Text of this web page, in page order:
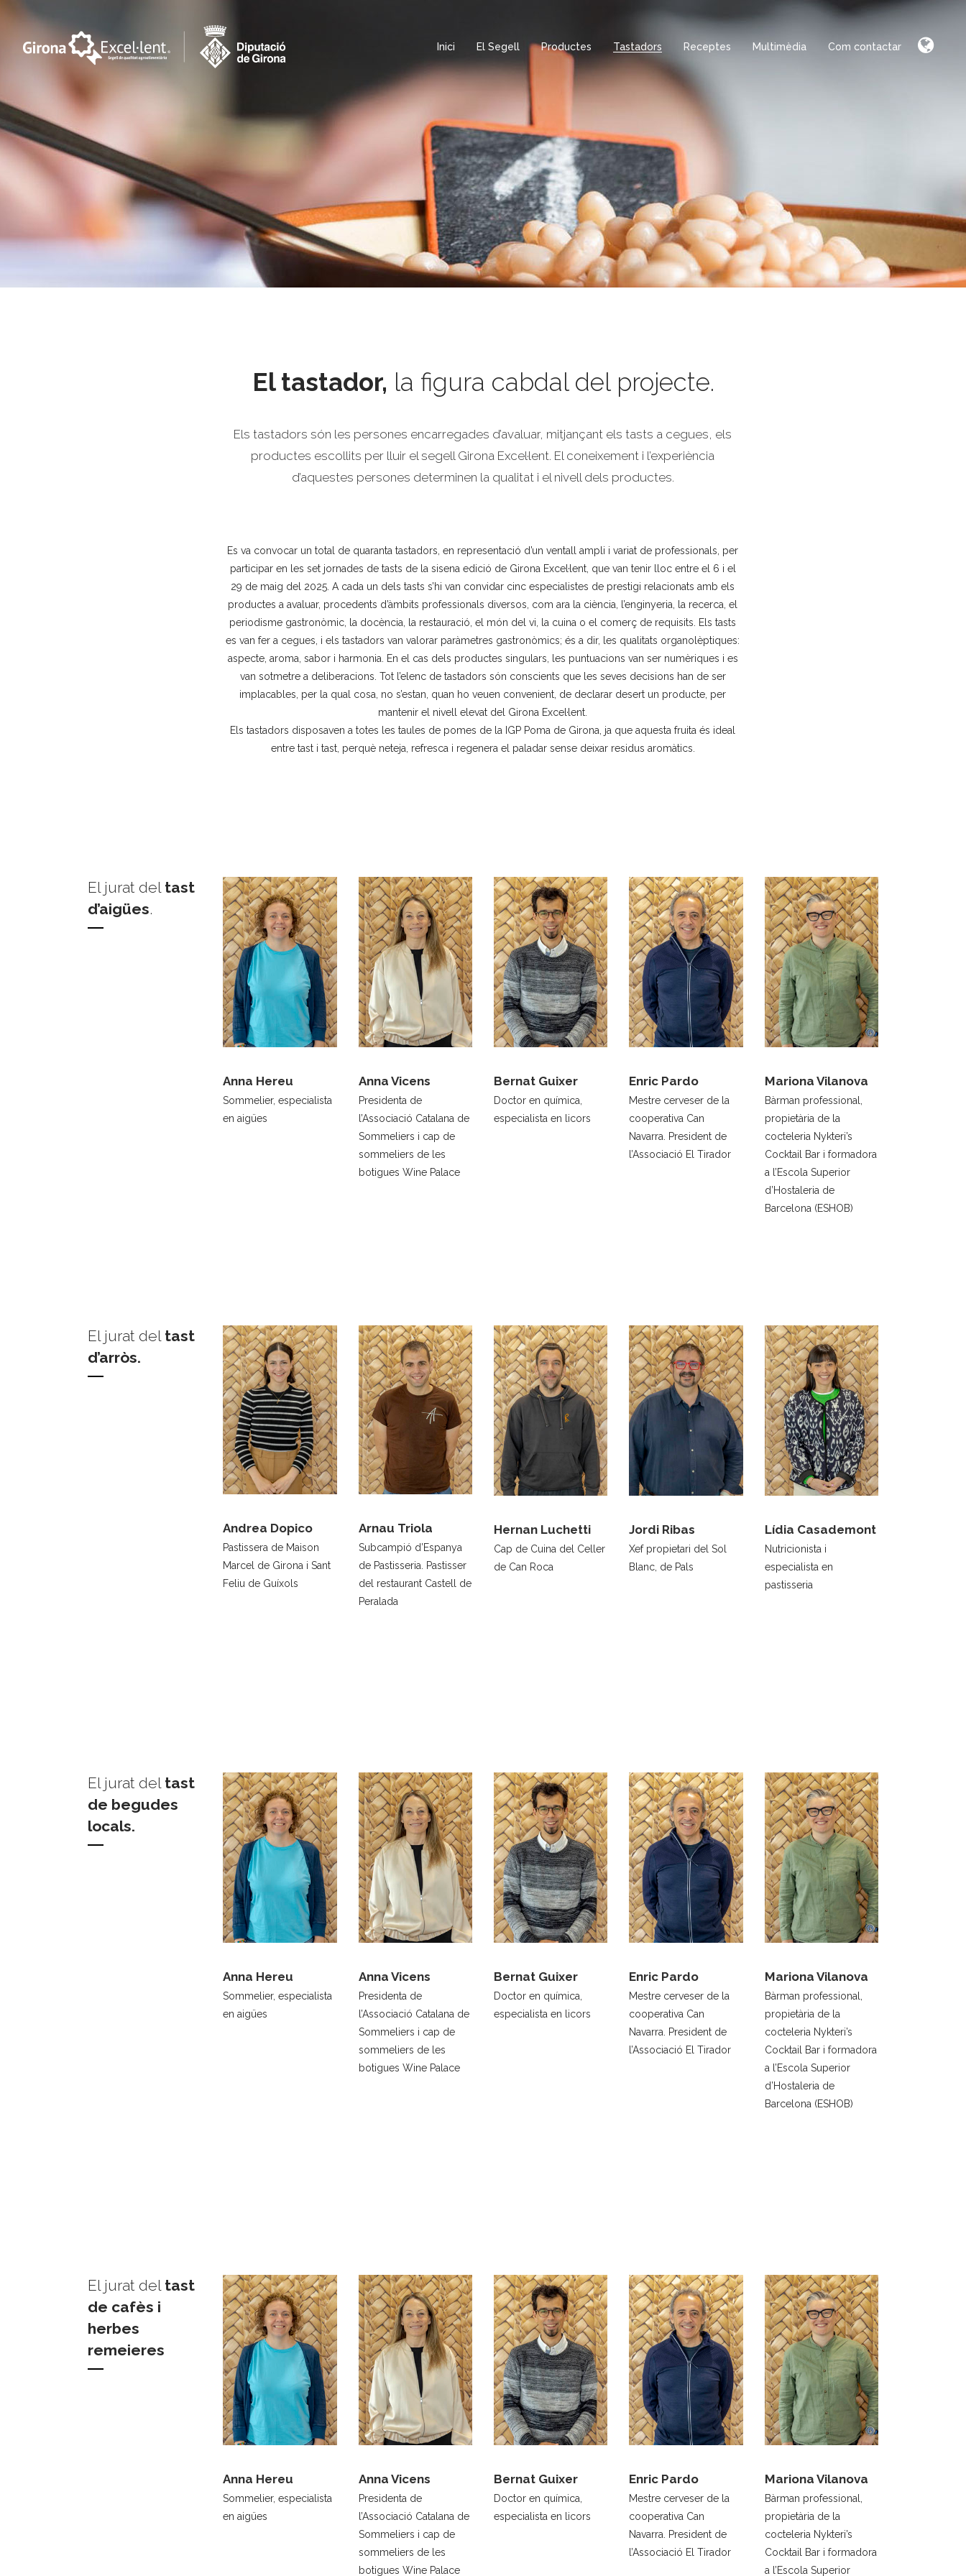
Inici El Segell Productes Tastadors Receptes Multimèdia Com contactar
El tastador, la figura cabdal del projecte.
Els tastadors són les persones encarregades d’avaluar, mitjançant els tasts a cegues, els
productes escollits per lluir el segell Girona Excel·lent. El coneixement i l’experiència
d’aquestes persones determinen la qualitat i el nivell dels productes.
Es va convocar un total de quaranta tastadors, en representació d’un ventall ampli i variat de professionals, per
participar en les set jornades de tasts de la sisena edició de Girona Excel·lent, que van tenir lloc entre el 6 i el
29 de maig del 2025. A cada un dels tasts s’hi van convidar cinc especialistes de prestigi relacionats amb els
productes a avaluar, procedents d’àmbits professionals diversos, com ara la ciència, l’enginyeria, la recerca, el
periodisme gastronòmic, la docència, la restauració, el món del vi, la cuina o el comerç de requisits. Els tasts
es van fer a cegues, i els tastadors van valorar paràmetres gastronòmics; és a dir, les qualitats organolèptiques:
aspecte, aroma, sabor i harmonia. En el cas dels productes singulars, les puntuacions van ser numèriques i es
van sotmetre a deliberacions. Tot l’elenc de tastadors són conscients que les seves decisions han de ser
implacables, per la qual cosa, no s’estan, quan ho veuen convenient, de declarar desert un producte, per
mantenir el nivell elevat del Girona Excel·lent.
Els tastadors disposaven a totes les taules de pomes de la IGP Poma de Girona, ja que aquesta fruita és ideal
entre tast i tast, perquè neteja, refresca i regenera el paladar sense deixar residus aromàtics.
El jurat del tast
d’aigües.
Anna Hereu
Sommelier, especialista
en aigües
Anna Vicens
Presidenta de
l’Associació Catalana de
Sommeliers i cap de
sommeliers de les
botigues Wine Palace
Bernat Guixer
Doctor en química,
especialista en licors
Enric Pardo
Mestre cerveser de la
cooperativa Can
Navarra. President de
l’Associació El Tirador
Mariona Vilanova
Bàrman professional,
propietària de la
cocteleria Nykteri’s
Cocktail Bar i formadora
a l’Escola Superior
d’Hostaleria de
Barcelona (ESHOB)
El jurat del tast
d’arròs.
Andrea Dopico
Pastissera de Maison
Marcel de Girona i Sant
Feliu de Guíxols
Arnau Triola
Subcampió d’Espanya
de Pastisseria. Pastisser
del restaurant Castell de
Peralada
Hernan Luchetti
Cap de Cuina del Celler
de Can Roca
Jordi Ribas
Xef propietari del Sol
Blanc, de Pals
Lídia Casademont
Nutricionista i
especialista en
pastisseria
El jurat del tast
de begudes
locals.
Anna Hereu
Sommelier, especialista
en aigües
Anna Vicens
Presidenta de
l’Associació Catalana de
Sommeliers i cap de
sommeliers de les
botigues Wine Palace
Bernat Guixer
Doctor en química,
especialista en licors
Enric Pardo
Mestre cerveser de la
cooperativa Can
Navarra. President de
l’Associació El Tirador
Mariona Vilanova
Bàrman professional,
propietària de la
cocteleria Nykteri’s
Cocktail Bar i formadora
a l’Escola Superior
d’Hostaleria de
Barcelona (ESHOB)
El jurat del tast
de cafès i
herbes
remeieres
Anna Hereu
Sommelier, especialista
en aigües
Anna Vicens
Presidenta de
l’Associació Catalana de
Sommeliers i cap de
sommeliers de les
botigues Wine Palace
Bernat Guixer
Doctor en química,
especialista en licors
Enric Pardo
Mestre cerveser de la
cooperativa Can
Navarra. President de
l’Associació El Tirador
Mariona Vilanova
Bàrman professional,
propietària de la
cocteleria Nykteri’s
Cocktail Bar i formadora
a l’Escola Superior